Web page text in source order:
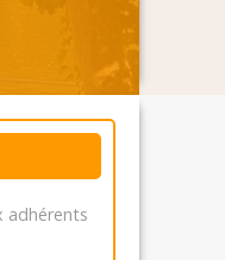
adhérents